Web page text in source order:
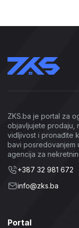
ZKS.ba je portal za
objavljujete prodaju,
vidljivost i pronađite
bavi posredovanjem
agencija za
+387 32 981 672
info@zks.ba
Portal